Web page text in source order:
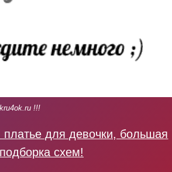
!!!
для девочки, большая
подборка схем!